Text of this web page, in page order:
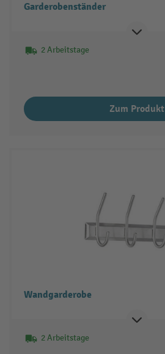
Garderobenständer
2 Arbeitstage
Zum Produkt
Wandgarderobe
2 Arbeitstage